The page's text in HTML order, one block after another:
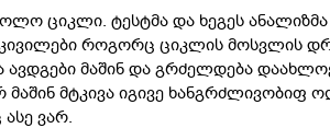
ციკლი. ტესტმა და ხეგეს
როგორც ციკლის მოსვლის
ავდგები მაშინ და გრძელდება
მაშინ მტკივა იგივე
ვარ.